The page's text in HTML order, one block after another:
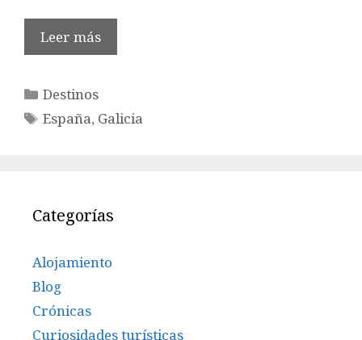
Leer más
Categorías
Destinos
Etiquetas
España, Galicia
Categorías
Alojamiento
Blog
Crónicas
Curiosidades turísticas